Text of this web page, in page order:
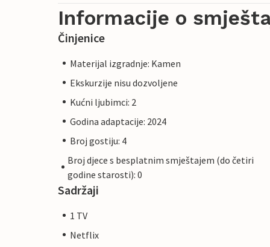
Informacije o
Činjenice
Materijal izgradnje: Kamen
Ekskurzije nisu dozvoljene
Kućni ljubimci: 2
Godina adaptacije: 2024
Broj gostiju: 4
Broj djece s besplatnim smještajem (do četiri
godine starosti): 0
Sadržaji
1 TV
Netflix